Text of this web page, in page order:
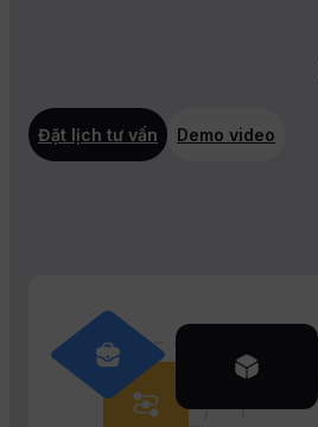
Đặt lịch tư vấn Demo video